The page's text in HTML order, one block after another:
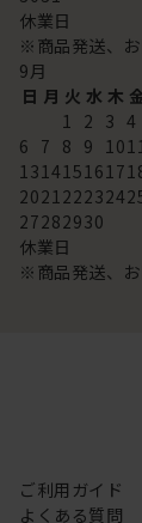
休業日
※商品発送、お
9月
日 月 火 水 木
1 2 3 4
6 7 8 9 10
1314151617
2021222324
27282930
休業日
※商品発送、お
ご利用ガイド
よくある質問